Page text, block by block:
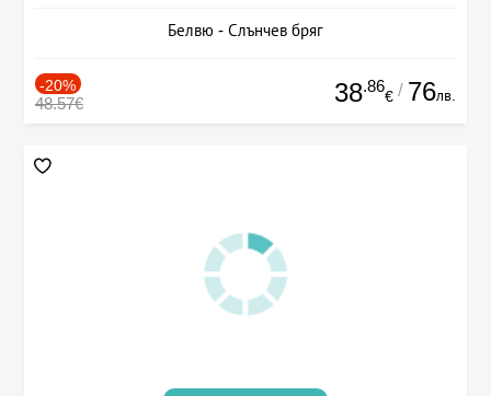
Белвю - Слънчев бряг
-20%
48.57€ 38.86
€ / 76лв.